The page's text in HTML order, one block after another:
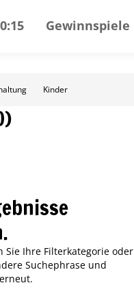
Gewinnspiele
Kinder
)
Sie Ihre Filterkategorie oder
Suchephrase und